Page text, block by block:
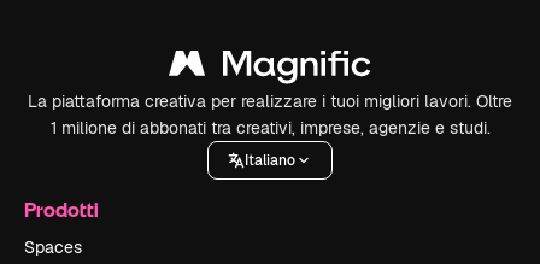
La piattaforma creativa per realizzare i tuoi migliori lavori. Oltre
1 milione di abbonati tra creativi, imprese, agenzie e studi.
Italiano
Prodotti
Spaces